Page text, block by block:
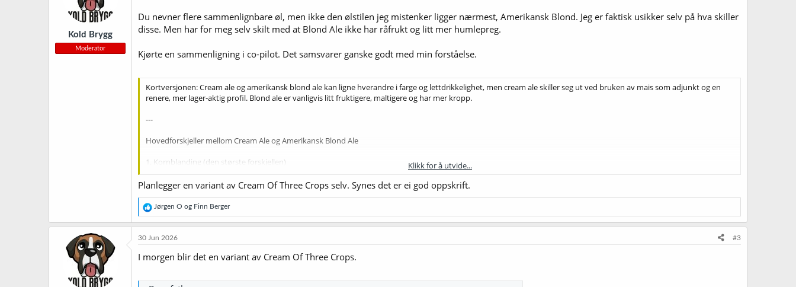
e
Kold Brygg
Moderator
Du nevner flere sammenlignbare øl, men ikke den ølstilen jeg mistenker ligger nærmest, Amerikansk Blond. Jeg er faktisk usikker selv på hva skiller
disse. Men har for meg selv skilt med at Blond Ale ikke har råfrukt og litt mer humlepreg.
Kjørte en sammenligning i co-pilot. Det samsvarer ganske godt med min forståelse.
Kortversjonen: Cream ale og amerikansk blond ale kan ligne hverandre i farge og lettdrikkelighet, men cream ale skiller seg ut ved bruken av mais som adjunkt og en
renere, mer lager‑aktig profil. Blond ale er vanligvis litt fruktigere, maltigere og har mer kropp.
---
Hovedforskjeller mellom Cream Ale og Amerikansk Blond Ale
1. Kornblanding (den største forskjellen)
- Cream Ale: Inneholder mais som adjunkt, noe som gir en ren, lett og crisp profil.
- Blond Ale: Brygges uten mais; bruker vanligvis bare byggmalt og eventuelt hvete.
2. Smaksprofil
- Cream Ale:
- Ren, nøytral, lett og crisp
- Mindre maltpreg
- Maisen gir en mild sødme og tørr finish
Klikk for å utvide...
Planlegger en variant av Cream Of Three Crops selv. Synes det er ei god oppskrift.
R
e
a
Jørgen O og Finn Berger
30 Jun 2026 #3
I morgen blir det en variant av Cream Of Three Crops.